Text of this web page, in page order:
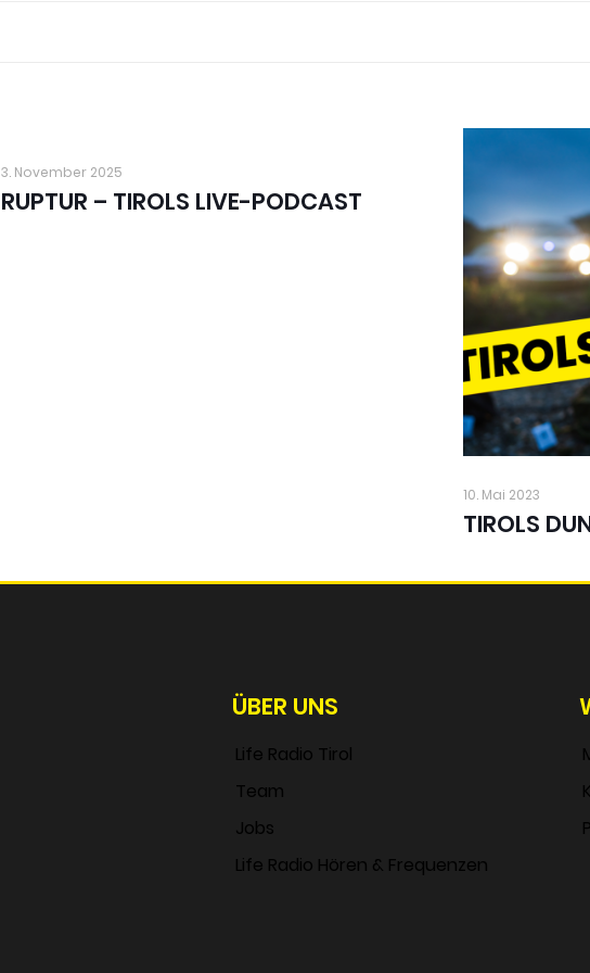
3. November 2025
RUPTUR – TIROLS LIVE-PODCAST
10. Mai 2023
TIROLS
ÜBER UNS
Life Radio Tirol
Team
Jobs
Life Radio Hören & Frequenzen